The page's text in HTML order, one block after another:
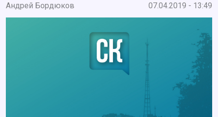
Андрей Бордюков 07.04.2019 - 13:49